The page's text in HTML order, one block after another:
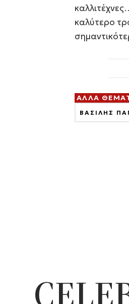
καλύτερο
ΑΛΛΑ
ΒΑΣΙΛΗΣ